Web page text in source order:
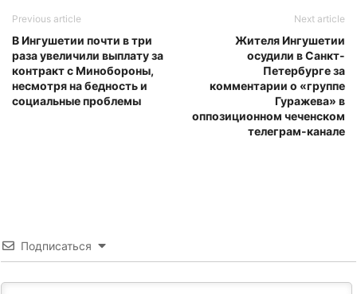
Previous article
В Ингушетии почти в три
раза увеличили выплату за
контракт с Минобороны,
несмотря на бедность и
социальные проблемы
Next article
Жителя Ингушетии
осудили в Санкт-
Петербурге за
комментарии о «группе
Гуражева» в
оппозиционном чеченском
телеграм-канале
Подписаться